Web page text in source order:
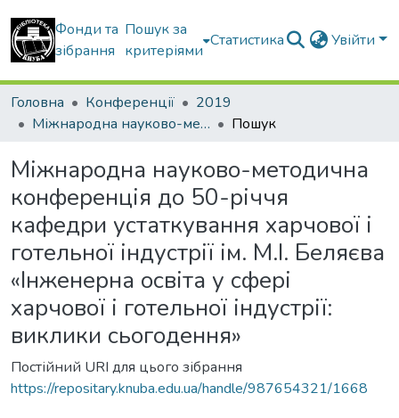
Фонди та
зібрання
Пошук за
критеріями
Статистика Увійти
Головна Конференції
2019
Міжнародна науково-методична конференція до 50-річчя кафедри устаткування харчової і готельної індустрії ім. М.І. Беляєва «Інженерна освіта у сфері харчової і готельної індустрії: виклики сьогодення»
Пошук
Міжнародна науково-методична
конференція до 50-річчя
кафедри устаткування харчової і
готельної індустрії ім. М.І. Беляєва
«Інженерна освіта у сфері
харчової і готельної індустрії:
виклики сьогодення»
Постійний URI для цього зібрання
https://repositary.knuba.edu.ua/handle/987654321/1668